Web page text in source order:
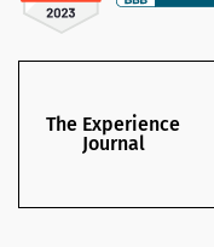
The Experience
Journal